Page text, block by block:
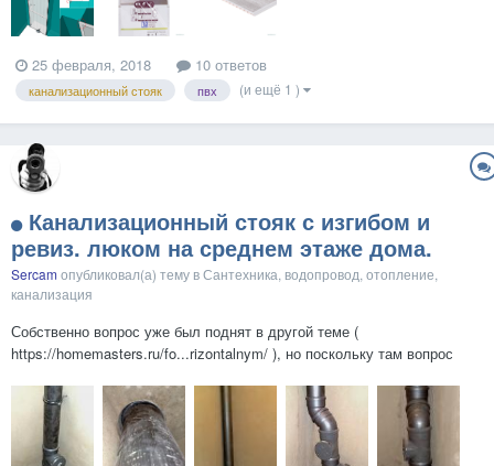
25 февраля, 2018 10 ответов
канализационный стояк пвх (и ещё 1 )
Канализационный стояк с изгибом и
ревиз. люком на среднем этаже дома.
Sercam опубликовал(а) тему вСантехника, водопровод, отопление,
канализация
Собственно вопрос уже был поднят в другой теме (
https://homemasters.ru/fo...rizontalnym/ ), но поскольку там вопрос
12-ти этажный дом и квартира на 6 этаже. Разводка сантехники-воды
сделана только в виде стояков. Инте...